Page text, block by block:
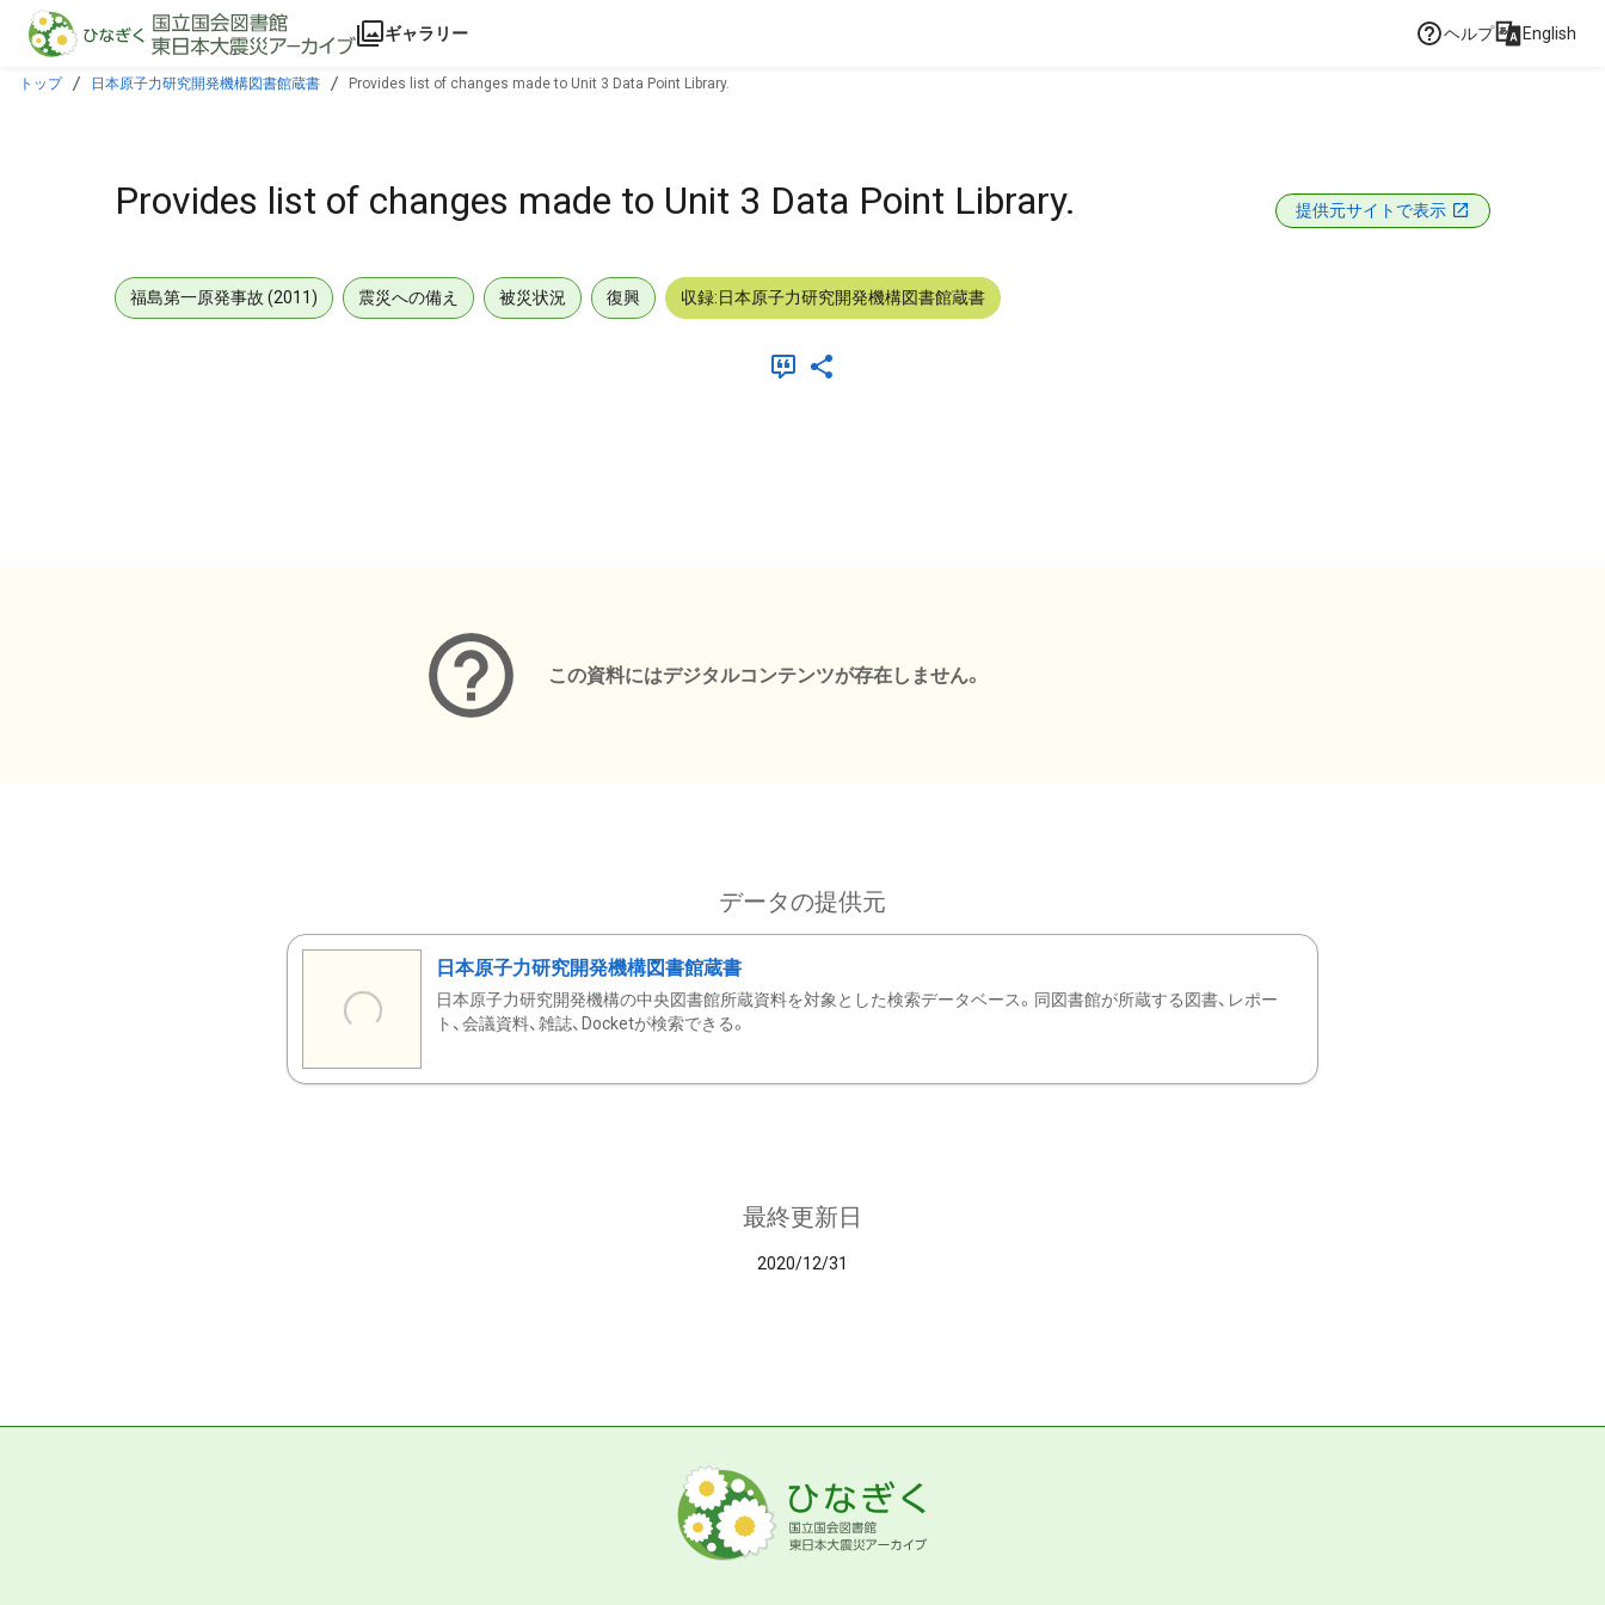
本文に飛ぶ
ギャラリー ヘルプ English
トップ 日本原子力研究開発機構図書館蔵書 Provides list of changes made to Unit 3 Data Point Library.
Provides list of changes made to Unit 3 Data Point Library. 提供元サイトで表示
福島第一原発事故 (2011) 震災への備え 被災状況 復興 収録:日本原子力研究開発機構図書館蔵書
この資料にはデジタルコンテンツが存在しません。
データの提供元
日本原子力研究開発機構図書館蔵書
日本原子力研究開発機構の中央図書館所蔵資料を対象とした検索データベース。同図書館が所蔵する図書、レポー
ト、会議資料、雑誌、Docketが検索できる。
最終更新日
2020/12/31